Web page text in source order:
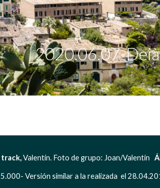
2020.06.07-
track, Valentín. Foto de grupo: Joan/Valentín
Versión similar a la realizada  el